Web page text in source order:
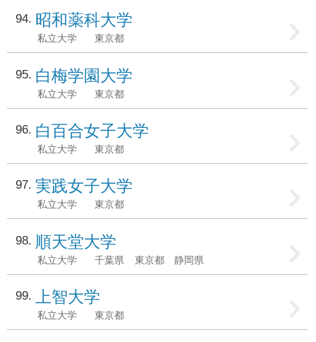
94 昭和薬科大学
私立大学 東京都
95 白梅学園大学
私立大学 東京都
96 白百合女子大学
私立大学 東京都
97 実践女子大学
私立大学 東京都
98 順天堂大学
私立大学 千葉県 東京都 静岡県
99 上智大学
私立大学 東京都